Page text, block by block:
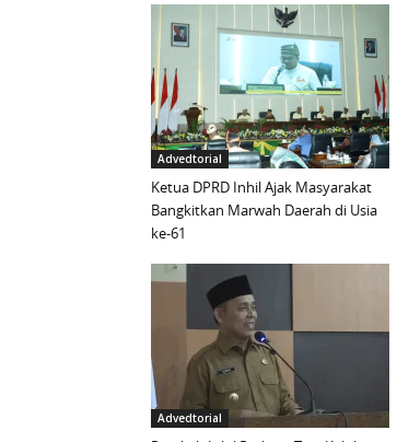
Advedtorial
Ketua DPRD Inhil Ajak Masyarakat
Bangkitkan Marwah Daerah di Usia
ke-61
Advedtorial